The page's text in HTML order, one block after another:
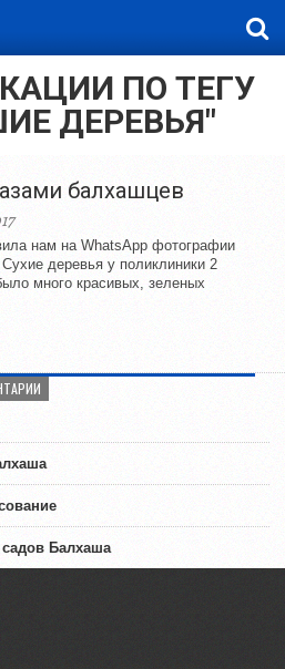
ПО ТЕГУ
ДЕРЕВЬЯ"
балхашцев
нам на WhatsApp фотографии
деревья у поликлиники 2
много красивых, зеленых
садов Балхаша